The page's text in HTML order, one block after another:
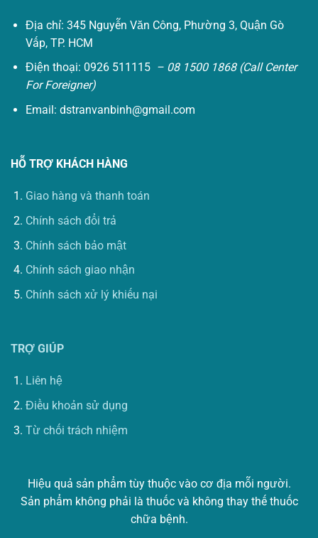
Địa chỉ: 345 Nguyễn Văn Công, Phường 3, Quận Gò
Vấp, TP. HCM
Điện thoại: 0926 511115 – 08 1500 1868 (Call Center
For Foreigner)
Email: dstranvanbinh@gmail.com
HỖ TRỢ KHÁCH HÀNG
Giao hàng và thanh toán
Chính sách đổi trả
Chính sách bảo mật
Chính sách giao nhận
Chính sách xử lý khiếu nại
TRỢ GIÚP
Liên hệ
Điều khoản sử dụng
Từ chối trách nhiệm
Hiệu quả sản phẩm tùy thuộc vào cơ địa mỗi người.
Sản phẩm không phải là thuốc và không thay thế thuốc
chữa bệnh.